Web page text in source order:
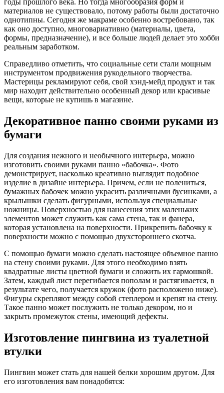
годы прошлого века. Но тогда многообразия форм и
материалов не существовало, потому работы были достаточно
однотипны. Сегодня же макраме особенно востребовано, так
как оно доступно, многовариативно (материалы, цвета,
формы, предназначение), и все больше людей делает это хобби
реальным заработком.
Справедливо отметить, что социальные сети стали мощным
инструментом продвижения рукодельного творчества.
Мастерицы рекламируют себя, свой хэнд-мейд продукт и так
мир находит действительно особенный декор или красивые
вещи, которые не купишь в магазине.
Декоративное панно своими руками из
бумаги
Для создания нежного и необычного интерьера, можно
изготовить своими руками панно «бабочка». Фото
демонстрирует, насколько креативно выглядит подобное
изделие в дизайне интерьера. Причем, если не полениться,
бумажных бабочек можно украсить различными бусинками, а
крылышки сделать фигурными, используя специальные
ножницы. Поверхностью для нанесения этих маленьких
элементов может служить как сама стена, так и фанера,
которая установлена на поверхности. Прикрепить бабочку к
поверхности можно с помощью двухстороннего скотча.
С помощью бумаги можно сделать настоящее объемное панно
на стену своими руками. Для этого необходимо взять
квадратные листы цветной бумаги и сложить их гармошкой.
Затем, каждый лист перегибается пополам и растягивается, в
результате чего, получается кружок (фото расположено ниже).
Фигуры скрепляют между собой степлером и крепят на стену.
Такое панно может послужить не только декором, но и
закрыть промежуток стены, имеющий дефекты.
Изготовление пингвина из туалетной
втулки
Пингвин может стать для нашей белки хорошим другом. Для
его изготовления вам понадобятся: